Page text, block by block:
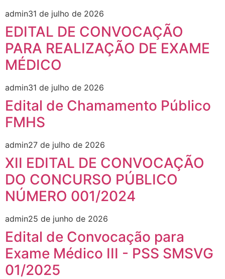
admin31 de julho de 2026
EDITAL DE CONVOCAÇÃO
PARA REALIZAÇÃO DE EXAME
MÉDICO
admin31 de julho de 2026
Edital de Chamamento Público
FMHS
admin27 de julho de 2026
XII EDITAL DE CONVOCAÇÃO
DO CONCURSO PÚBLICO
NÚMERO 001/2024
admin25 de junho de 2026
Edital de Convocação para
Exame Médico III - PSS SMSVG
01/2025